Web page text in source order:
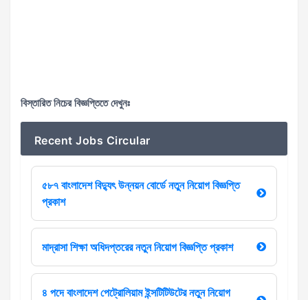
বিস্তারিত নিচের বিজ্ঞপ্তিতে দেখুনঃ
Recent Jobs Circular
৫৮৭ বাংলাদেশ বিদ্যুৎ উন্নয়ন বোর্ডে নতুন নিয়োগ বিজ্ঞপ্তি
প্রকাশ
মাদ্রাসা শিক্ষা অধিদপ্তরের নতুন নিয়োগ বিজ্ঞপ্তি প্রকাশ
৪ পদে বাংলাদেশ পেট্রোলিয়াম ইন্সটিটিউটের নতুন নিয়োগ